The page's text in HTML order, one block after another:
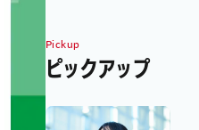
Pickup
ピックアップ